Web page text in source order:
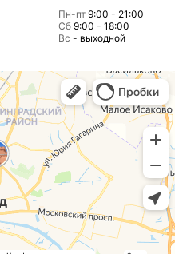
Пн-пт 9:00 - 21:00
Сб 9:00 - 18:00
Вс - выходной